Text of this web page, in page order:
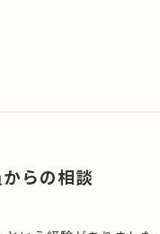
らの相談